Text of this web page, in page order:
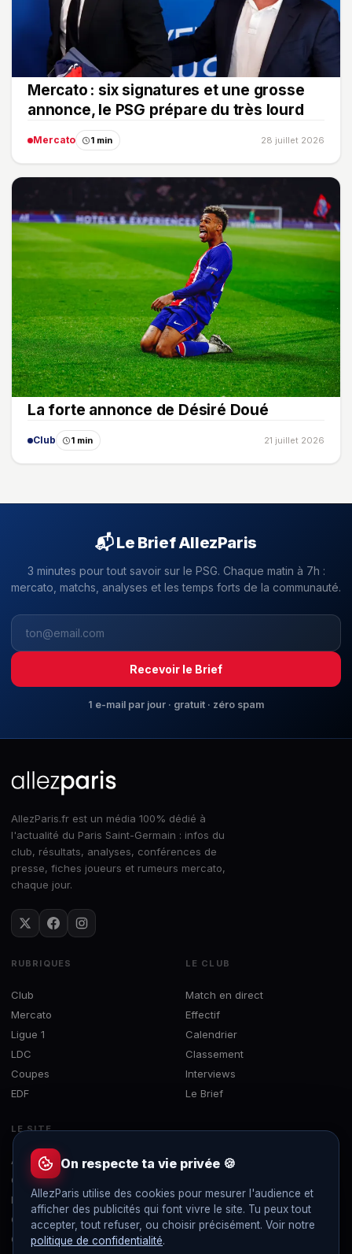
Mercato : six signatures et une grosse
annonce, le PSG prépare du très lourd
Mercato 1 min 28 juillet 2026
La forte annonce de Désiré Doué
Club 1 min 21 juillet 2026
📬 Le Brief AllezParis
3 minutes pour tout savoir sur le PSG. Chaque matin à 7h :
mercato, matchs, analyses et les temps forts de la communauté.
Recevoir le Brief
1 e-mail par jour · gratuit · zéro spam
AllezParis.fr est un média 100% dédié à
l'actualité du Paris Saint-Germain : infos du
club, résultats, analyses, conférences de
presse, fiches joueurs et rumeurs mercato,
chaque jour.
RUBRIQUES
Club
Mercato
Ligue 1
LDC
Coupes
EDF
LE CLUB
Match en direct
Effectif
Calendrier
Classement
Interviews
Le Brief
LE SITE
À propos
Contact
Mentions légales
Confidentialité
Gérer les cookies
On respecte ta vie privée 🍪
AllezParis utilise des cookies pour mesurer l'audience et
afficher des publicités qui font vivre le site. Tu peux tout
accepter, tout refuser, ou choisir précisément. Voir notre
politique de confidentialité.